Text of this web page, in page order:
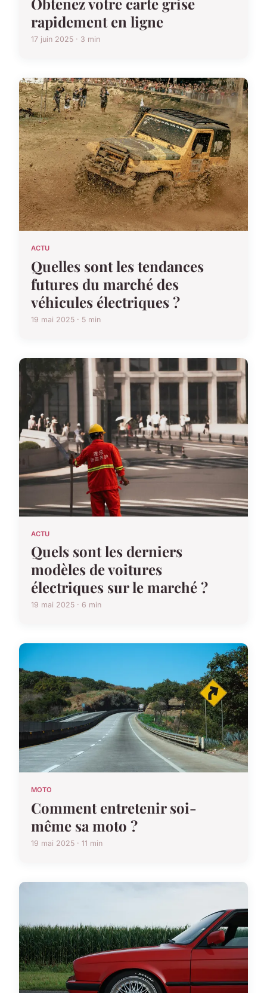
Obtenez votre carte grise
rapidement en ligne
17 juin 2025 · 3 min
ACTU
Quelles sont les tendances
futures du marché des
véhicules électriques ?
19 mai 2025 · 5 min
ACTU
Quels sont les derniers
modèles de voitures
électriques sur le marché ?
19 mai 2025 · 6 min
MOTO
Comment entretenir soi-
même sa moto ?
19 mai 2025 · 11 min